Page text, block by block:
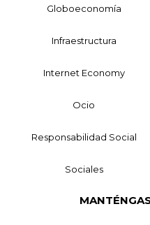
Globoeconomía
Infraestructura
Internet Economy
Ocio
Responsabilidad Social
Sociales